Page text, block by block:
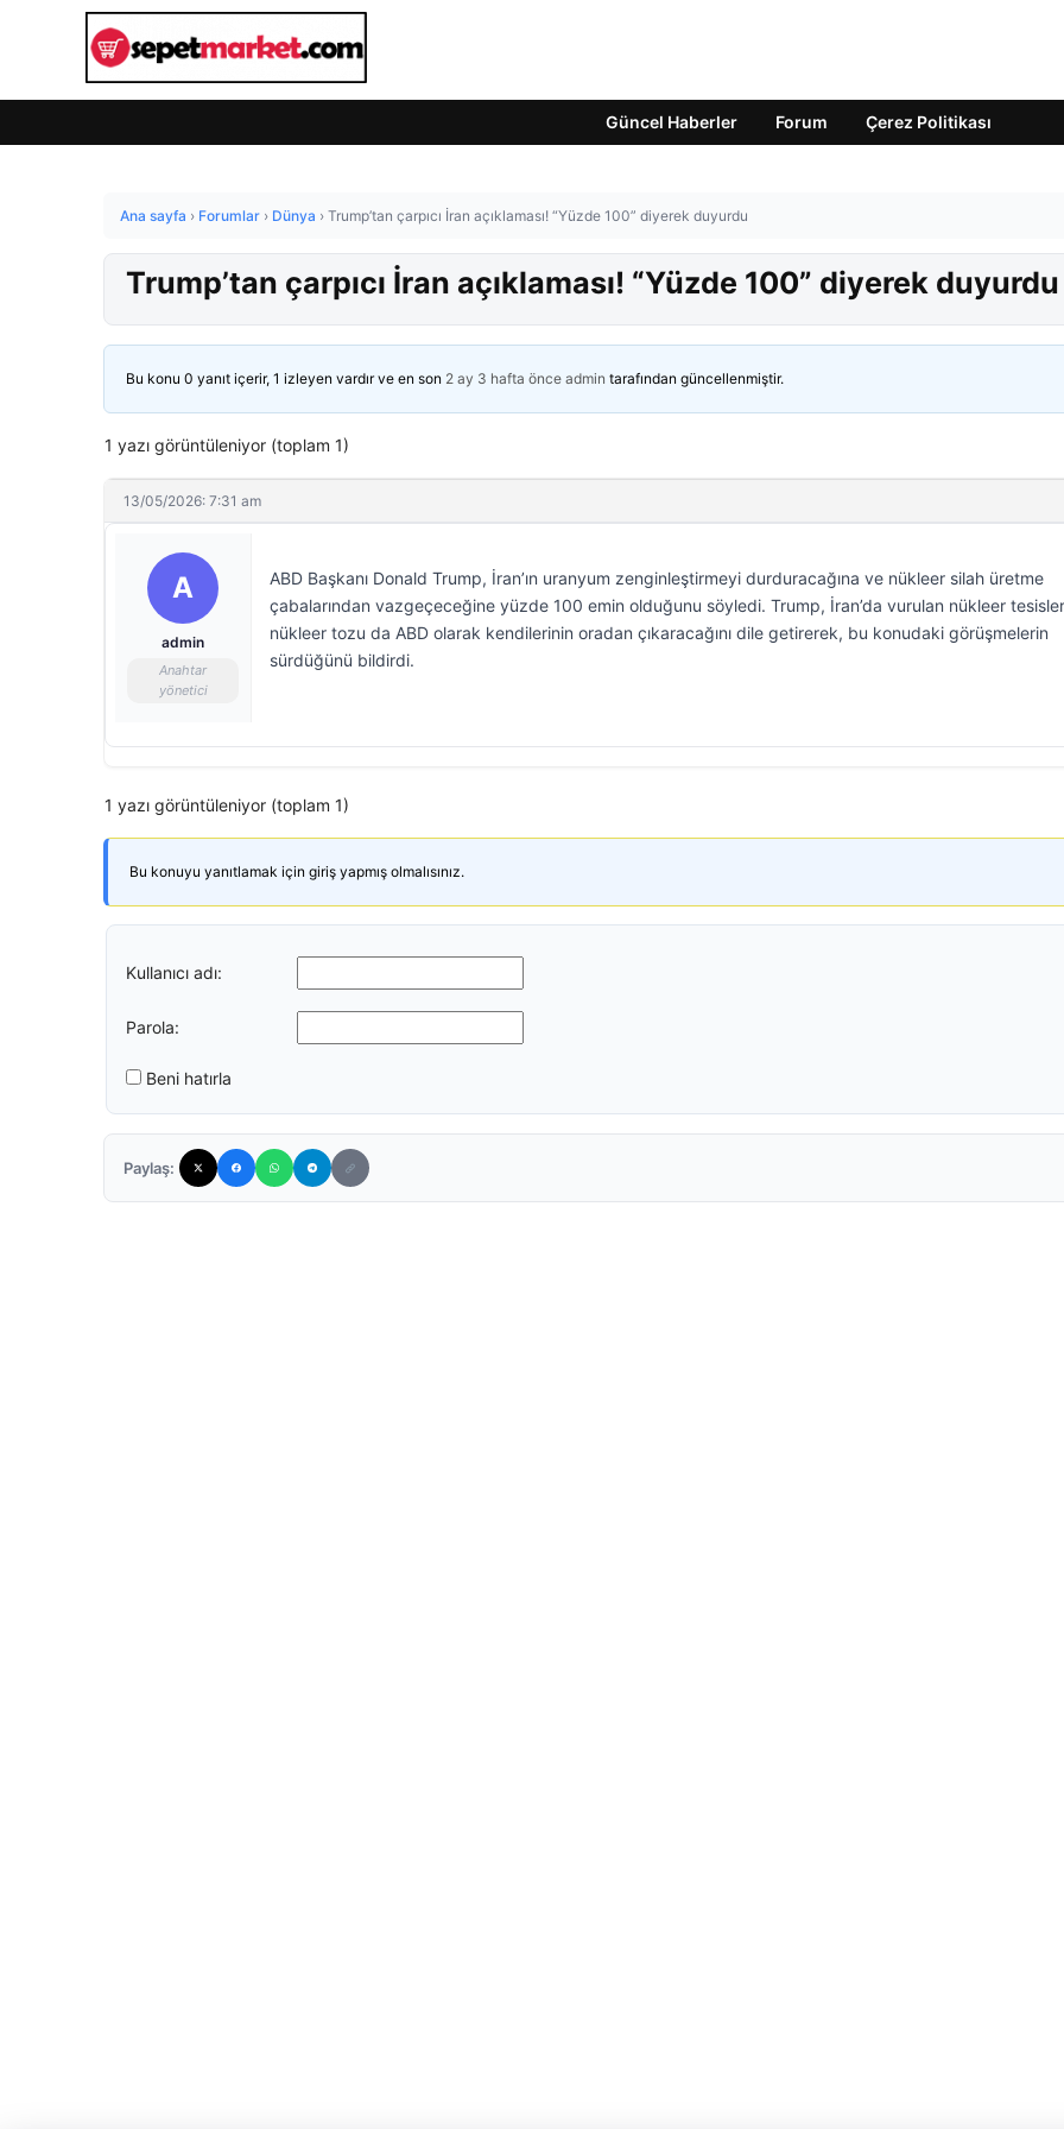
Güncel Haberler Forum Çerez Politikası
Ana sayfa › Forumlar › Dünya › Trump’tan çarpıcı İran açıklaması! “Yüzde 100” diyerek duyurdu
Trump’tan çarpıcı İran açıklaması! “Yüzde 100” diyerek duyurdu
Bu konu 0 yanıt içerir, 1 izleyen vardır ve en son 2 ay 3 hafta önce admin tarafından güncellenmiştir.
1 yazı görüntüleniyor (toplam 1)
13/05/2026: 7:31 am
A
admin
Anahtar
yönetici
ABD Başkanı Donald Trump, İran’ın uranyum zenginleştirmeyi durduracağına ve nükleer silah üretme
çabalarından vazgeçeceğine yüzde 100 emin olduğunu söyledi. Trump, İran’da vurulan nükleer
nükleer tozu da ABD olarak kendilerinin oradan çıkaracağını dile getirerek, bu konudaki görüşmelerin
sürdüğünü bildirdi.
1 yazı görüntüleniyor (toplam 1)
Bu konuyu yanıtlamak için giriş yapmış olmalısınız.
Kullanıcı adı:
Parola:
Beni hatırla
Paylaş: